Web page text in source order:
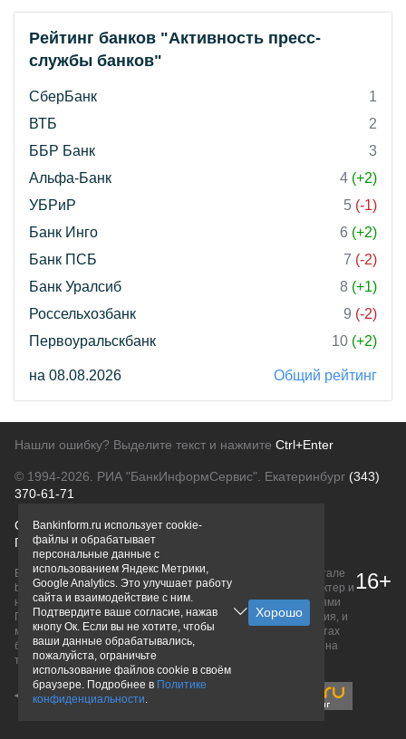
Рейтинг банков "Активность пресс-
службы банков"
СберБанк
1
ВТБ
2
ББР Банк
3
Альфа-Банк
4 (+2)
УБРиР
5 (-1)
Банк Инго
6 (+2)
Банк ПСБ
7 (-2)
Банк Уралсиб
8 (+1)
Россельхозбанк
9 (-2)
Первоуральскбанк
10 (+2)
на 08.08.2026 Общий рейтинг
Нашли ошибку? Выделите текст и нажмите Ctrl+Enter
© 1994-2026. РИА "БанкИнформСервис". Екатеринбург (343)
370-61-71
О проектеПолитика конфиденциальности
Правовая информацияДля рекламодателей
Вся информация о продуктах банков, размещенная на портале
bankinform.ru, носит исключительно ознакомительный характер и
не является публичной офертой, определяемой положениями
ГК РФ. Информация не содержит точного и полного описания, и
может быть изменена. Конечные условия уточняйте на сайтах
банков или при личном обращении. Исключительное право на
товарные знаки принадлежит их правообладателям.
16+
Bankinform.ru использует cookie-
файлы и обрабатывает
персональные данные с
использованием Яндекс Метрики,
Google Analytics. Это улучшает работу
сайта и взаимодействие с ним.
Подтвердите ваше согласие, нажав
кнопу Ок. Если вы не хотите, чтобы
ваши данные обрабатывались,
пожалуйста, ограничьте
использование файлов cookie в своём
браузере. Подробнее в Политике
конфиденциальности.